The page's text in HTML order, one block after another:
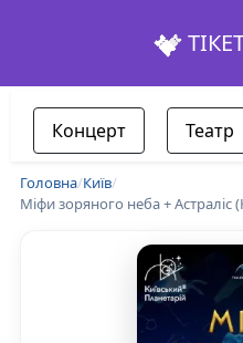
Концерт Театр
Головна/Київ/
Міфи зоряного неба + Астраліс